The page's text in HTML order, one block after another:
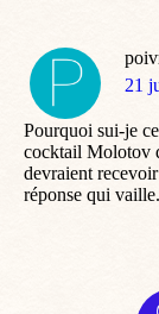
dit
21
Pourquoi sui-je
cocktail Molotov
devraient
réponse qui vaille.